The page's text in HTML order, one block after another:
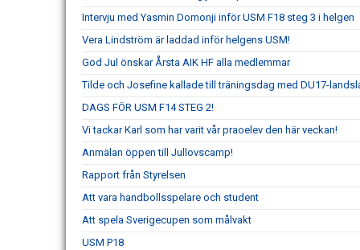
Intervju med Yasmin Domonji inför USM F18 steg 3 i helgen
Vera Lindström är laddad inför helgens USM!
God Jul önskar Årsta AIK HF alla medlemmar
Tilde och Josefine kallade till träningsdag med DU17-
DAGS FÖR USM F14 STEG 2!
Vi tackar Karl som har varit vår praoelev den här veckan!
Anmälan öppen till Jullovscamp!
Rapport från Styrelsen
Att vara handbollsspelare och student
Att spela Sverigecupen som målvakt
USM P18